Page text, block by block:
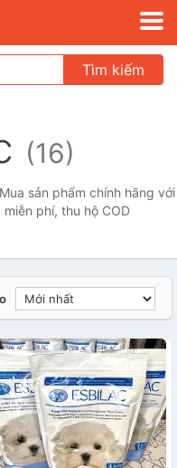
Tìm kiếm
(16)
sản phẩm chính hãng với
phí, thu hộ COD